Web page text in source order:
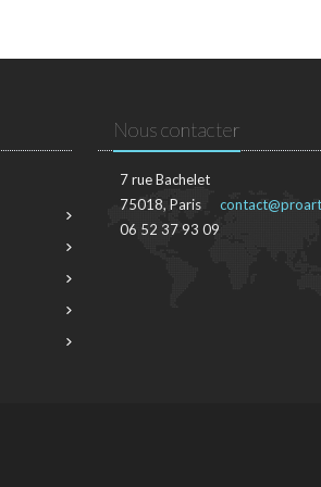
Nous contacter
7 rue Bachelet
75018, Paris
06 52 37 93 09